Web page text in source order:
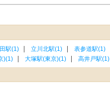
駅(1) 立川北駅(1) 表参道駅(1)
)(1) 大塚駅(東京)(1) 高井戸駅(1)